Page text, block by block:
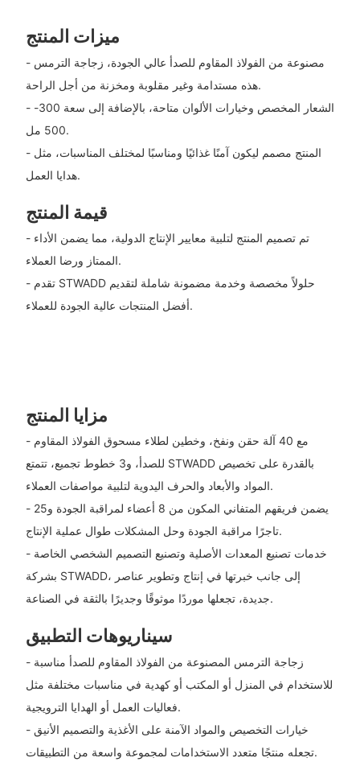
ميزات المنتج
- مصنوعة من الفولاذ المقاوم للصدأ عالي الجودة، زجاجة الترمس
هذه مستدامة وغير مقلوبة ومخزنة من أجل الراحة.
- الشعار المخصص وخيارات الألوان متاحة، بالإضافة إلى سعة 300-
500 مل.
- المنتج مصمم ليكون آمنًا غذائيًا ومناسبًا لمختلف المناسبات، مثل
هدايا العمل.
قيمة المنتج
- تم تصميم المنتج لتلبية معايير الإنتاج الدولية، مما يضمن الأداء
الممتاز ورضا العملاء.
- تقدم STWADD حلولاً مخصصة وخدمة مضمونة شاملة لتقديم
أفضل المنتجات عالية الجودة للعملاء.
مزايا المنتج
- مع 40 آلة حقن ونفخ، وخطين لطلاء مسحوق الفولاذ المقاوم
للصدأ، و3 خطوط تجميع، تتمتع STWADD بالقدرة على تخصيص
المواد والأبعاد والحرف اليدوية لتلبية مواصفات العملاء.
- يضمن فريقهم المتفاني المكون من 8 أعضاء لمراقبة الجودة و25
تاجرًا مراقبة الجودة وحل المشكلات طوال عملية الإنتاج.
- خدمات تصنيع المعدات الأصلية وتصنيع التصميم الشخصي الخاصة
بشركة STWADD، إلى جانب خبرتها في إنتاج وتطوير عناصر
جديدة، تجعلها موردًا موثوقًا وجديرًا بالثقة في الصناعة.
سيناريوهات التطبيق
- زجاجة الترمس المصنوعة من الفولاذ المقاوم للصدأ مناسبة
للاستخدام في المنزل أو المكتب أو كهدية في مناسبات مختلفة مثل
فعاليات العمل أو الهدايا الترويجية.
- خيارات التخصيص والمواد الآمنة على الأغذية والتصميم الأنيق
تجعله منتجًا متعدد الاستخدامات لمجموعة واسعة من التطبيقات.